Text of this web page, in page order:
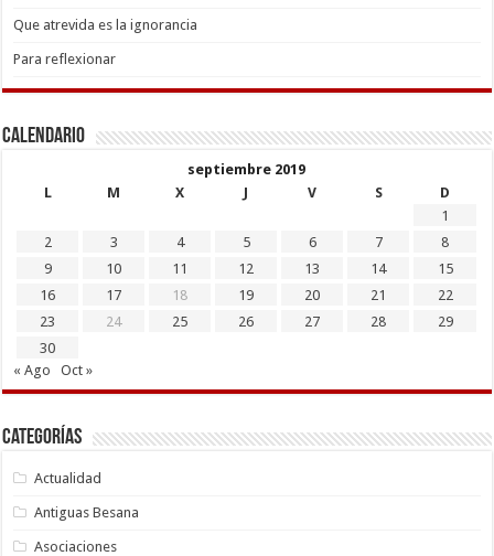
Que atrevida es la ignorancia
Para reflexionar
Calendario
septiembre 2019
L
M X J V S
D
1
2
3 4 5 6 7
8
9
10 11 12 13 14
15
16
17 18 19 20 21
22
23
24 25 26 27 28
29
30
« Ago
Oct »
Categorías
Actualidad
Antiguas Besana
Asociaciones